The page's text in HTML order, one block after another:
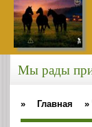
Мы рады
» Главная »